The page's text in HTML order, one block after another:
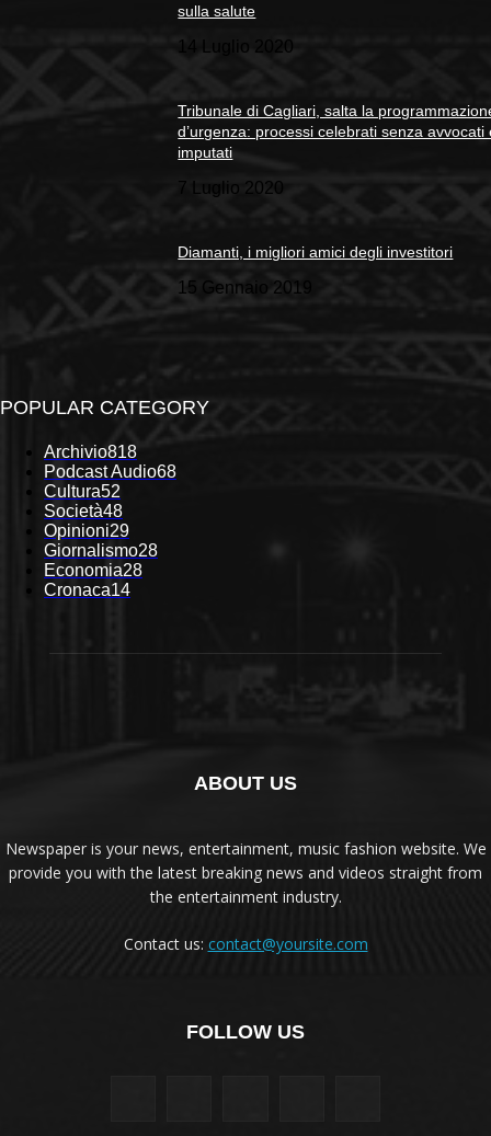
sulla salute
14 Luglio 2020
Tribunale di Cagliari, salta la
d’urgenza: processi celebrati senza avvocati
imputati
7 Luglio 2020
Diamanti, i migliori amici degli investitori
15 Gennaio 2019
POPULAR CATEGORY
Archivio818
Podcast Audio68
Cultura52
Società48
Opinioni29
Giornalismo28
Economia28
Cronaca14
ABOUT US
Newspaper is your news, entertainment, music fashion website. We
provide you with the latest breaking news and videos straight from
the entertainment industry.
Contact us: contact@yoursite.com
FOLLOW US